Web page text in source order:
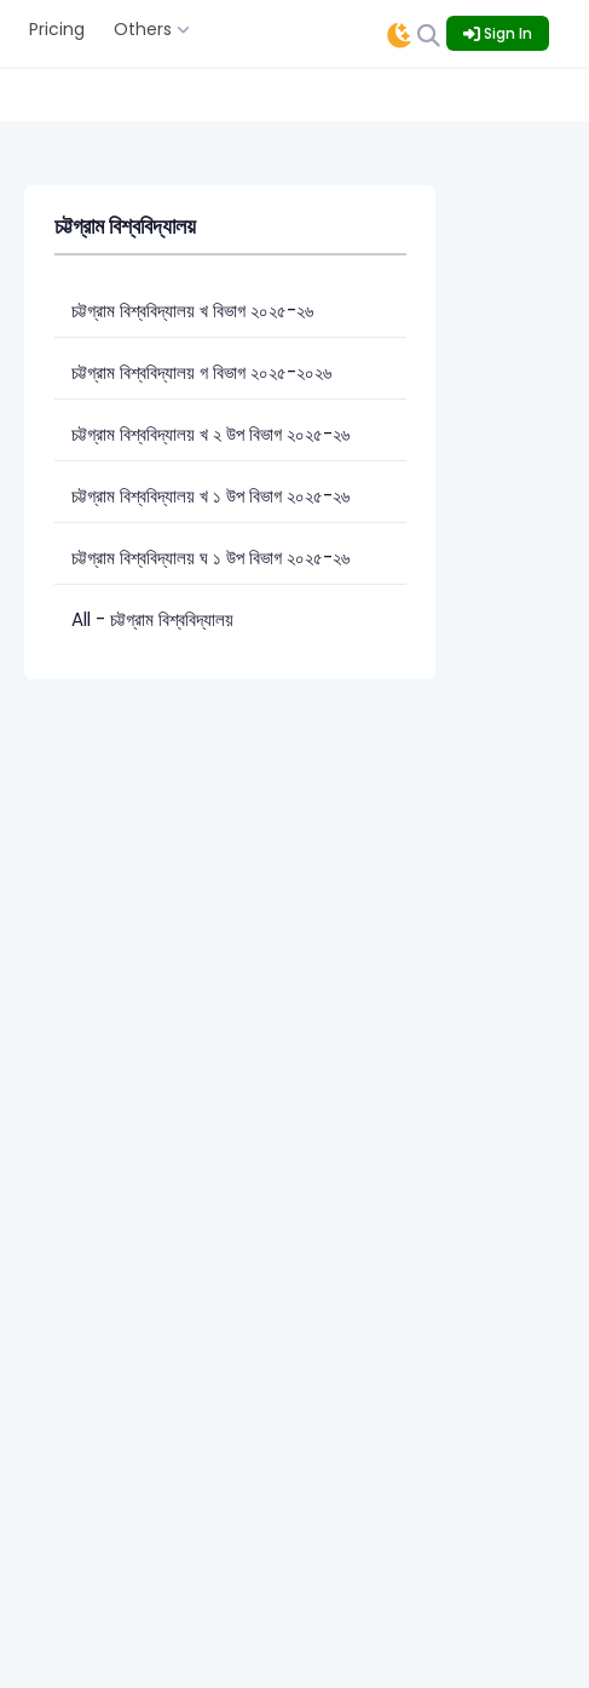
Pricing Others Sign In
চট্টগ্রাম বিশ্ববিদ্যালয়
চট্টগ্রাম বিশ্ববিদ্যালয় খ বিভাগ ২০২৫-২৬
চট্টগ্রাম বিশ্ববিদ্যালয় গ বিভাগ ২০২৫-২০২৬
চট্টগ্রাম বিশ্ববিদ্যালয় খ ২ উপ বিভাগ ২০২৫-২৬
চট্টগ্রাম বিশ্ববিদ্যালয় খ ১ উপ বিভাগ ২০২৫-২৬
চট্টগ্রাম বিশ্ববিদ্যালয় ঘ ১ উপ বিভাগ ২০২৫-২৬
All - চট্টগ্রাম বিশ্ববিদ্যালয়